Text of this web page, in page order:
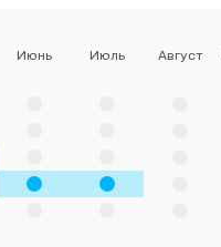
Июнь Июль Август